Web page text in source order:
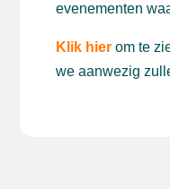
evenementen
Klik hier om te
we aanwezig